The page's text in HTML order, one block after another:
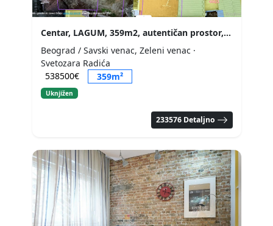
Centar, LAGUM, 359m2, autentičan prostor, uknjižen
Beograd / Savski venac, Zeleni venac ·
Svetozara Radića
538500€
359m²
Uknjižen
233576 Detaljno